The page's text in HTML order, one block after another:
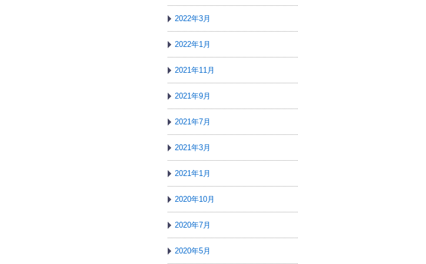
2022年3月
2022年1月
2021年11月
2021年9月
2021年7月
2021年3月
2021年1月
2020年10月
2020年7月
2020年5月